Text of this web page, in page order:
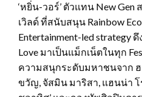
‘หยิ่น-วอร์’ ตัวแทน New
เวิลด์ ที่สนับสนุน Rainbow
Entertainment-led strategy
Love มาเป็นแม็กเน็ตในทุก
ความสนุกระดับมหาชนจาก ฮ
ขวัญ, จัสมิน มาริสา, แฮนน่า โ